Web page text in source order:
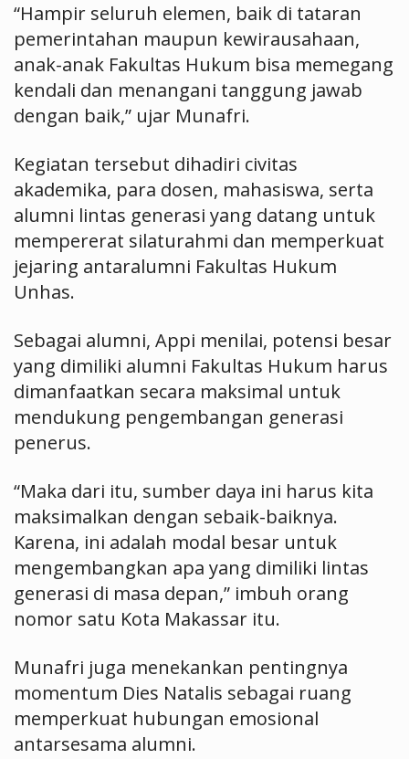
“Hampir seluruh elemen, baik di tataran
pemerintahan maupun kewirausahaan,
anak-anak Fakultas Hukum bisa memegang
kendali dan menangani tanggung jawab
dengan baik,” ujar Munafri.
Kegiatan tersebut dihadiri civitas
akademika, para dosen, mahasiswa, serta
alumni lintas generasi yang datang untuk
mempererat silaturahmi dan memperkuat
jejaring antaralumni Fakultas Hukum
Unhas.
Sebagai alumni, Appi menilai, potensi besar
yang dimiliki alumni Fakultas Hukum harus
dimanfaatkan secara maksimal untuk
mendukung pengembangan generasi
penerus.
“Maka dari itu, sumber daya ini harus kita
maksimalkan dengan sebaik-baiknya.
Karena, ini adalah modal besar untuk
mengembangkan apa yang dimiliki lintas
generasi di masa depan,” imbuh orang
nomor satu Kota Makassar itu.
Munafri juga menekankan pentingnya
momentum Dies Natalis sebagai ruang
memperkuat hubungan emosional
antarsesama alumni.